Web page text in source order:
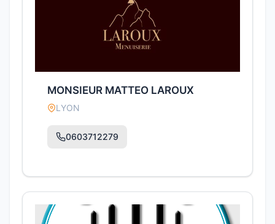
MONSIEUR MATTEO LAROUX
LYON
0603712279